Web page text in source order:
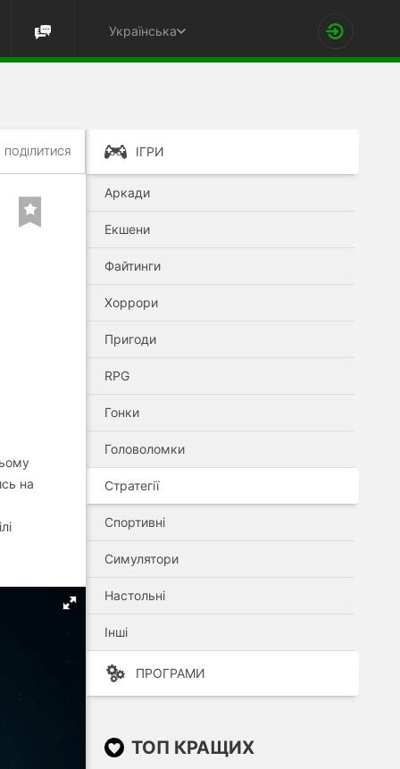
Українська
ПОДІЛИТИСЯ
на
ІГРИ
Аркади
Екшени
Файтинги
Хоррори
Пригоди
RPG
Гонки
Головоломки
Стратегії
Спортивні
Симулятори
Настольні
Інші
ПРОГРАМИ
ТОП КРАЩИХ